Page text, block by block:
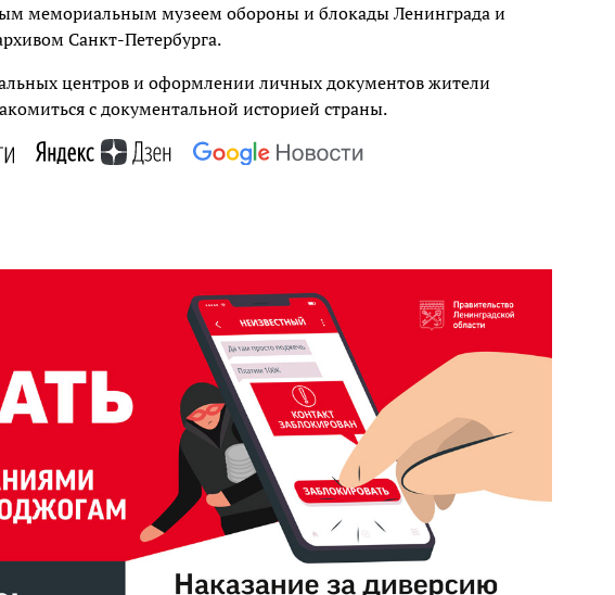
мемориальным музеем обороны и блокады Ленинграда и
Санкт-Петербурга.
центров и оформлении личных документов жители
с документальной историей страны.